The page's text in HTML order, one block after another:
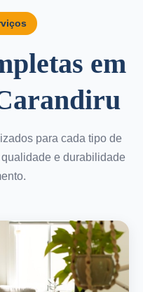
em
para cada tipo de
e durabilidade